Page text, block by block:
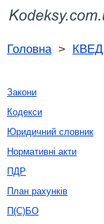
Головна> КВЕД
Закони
Кодекси
Юридичний словник
Нормативні акти
ПДР
План рахунків
П(С)БО